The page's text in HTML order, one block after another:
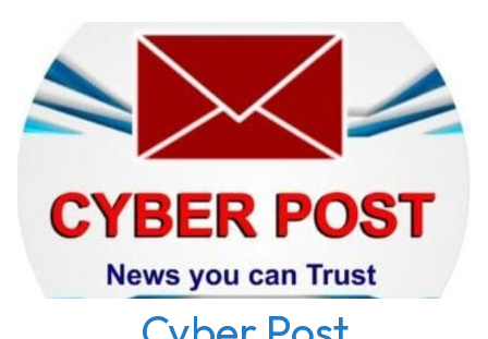
content